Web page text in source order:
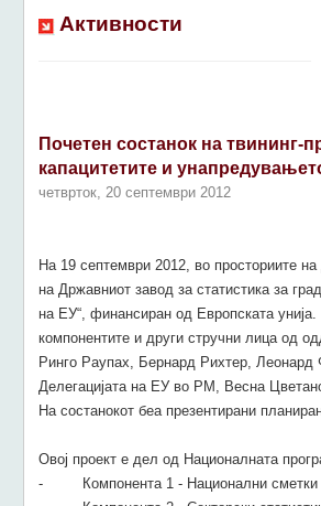
Активности
Почетен состанок на твининг-
капацитетите и
четврток, 20 септември 2012
На 19 септември 2012, во просториите
на Државниот завод за статистика за
на ЕУ“, финансиран од Европската
компонентите и други стручни лица од
Ринго Раупах, Бернард Рихтер, Леонард
Делегацијата на ЕУ во РМ, Весна
На состанокот беа презентирани
Овој проект е дел од Националната
- Компонента 1 - Национални сметки